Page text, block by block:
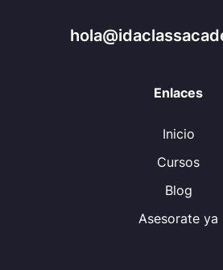
Enlaces
Inicio
Cursos
Blog
Asesorate ya